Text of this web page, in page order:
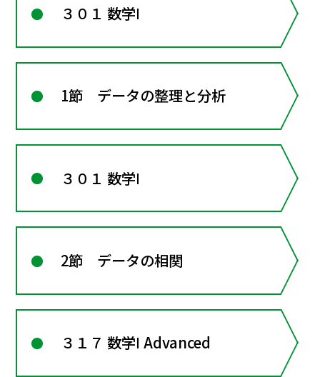
３０１ 数学Ⅰ
1節 データの整理と分析
３０１ 数学Ⅰ
2節 データの相関
３１７ 数学Ⅰ Advanced